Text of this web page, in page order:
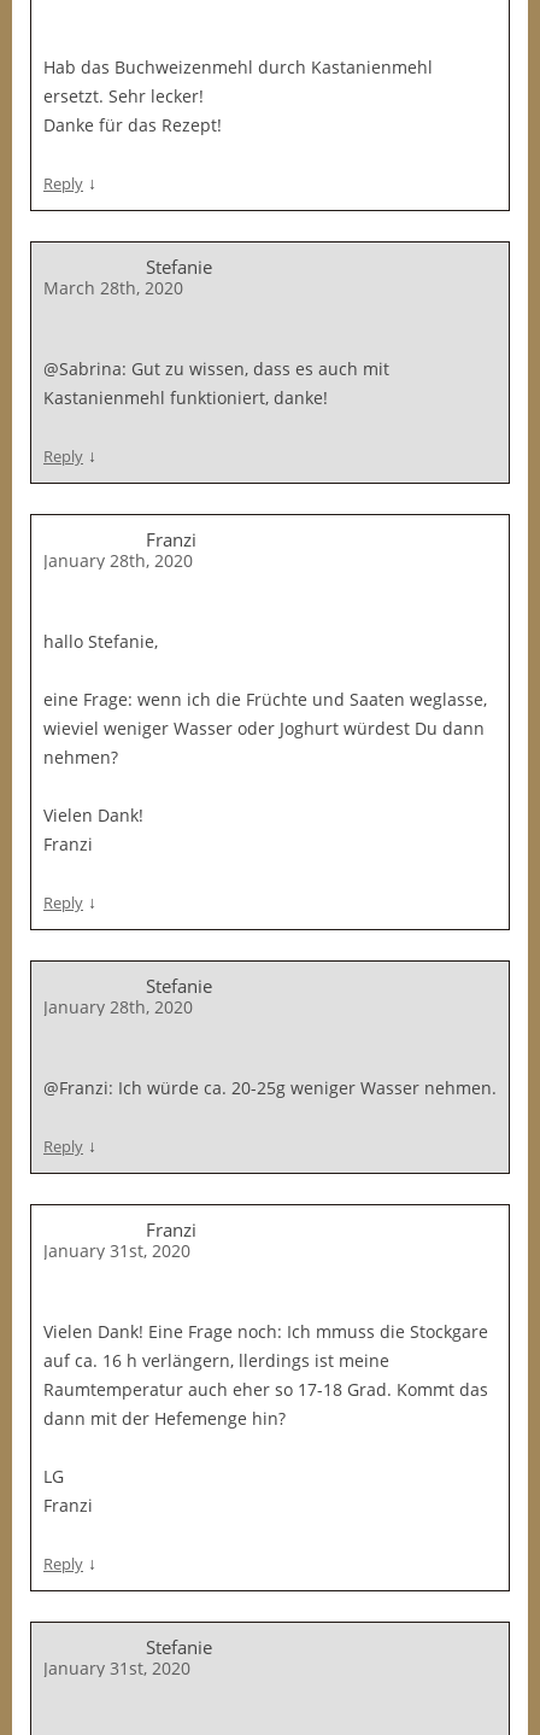
Hab das Buchweizenmehl durch Kastanienmehl
ersetzt. Sehr lecker!
Danke für das Rezept!
Reply ↓
Stefanie
March 28th, 2020
@Sabrina: Gut zu wissen, dass es auch mit
Kastanienmehl funktioniert, danke!
Reply ↓
Franzi
January 28th, 2020
hallo Stefanie,
eine Frage: wenn ich die Früchte und Saaten weglasse,
wieviel weniger Wasser oder Joghurt würdest Du dann
nehmen?
Vielen Dank!
Franzi
Reply ↓
Stefanie
January 28th, 2020
@Franzi: Ich würde ca. 20-25g weniger Wasser nehmen.
Reply ↓
Franzi
January 31st, 2020
Vielen Dank! Eine Frage noch: Ich mmuss die Stockgare
auf ca. 16 h verlängern, llerdings ist meine
Raumtemperatur auch eher so 17-18 Grad. Kommt das
dann mit der Hefemenge hin?
LG
Franzi
Reply ↓
Stefanie
January 31st, 2020